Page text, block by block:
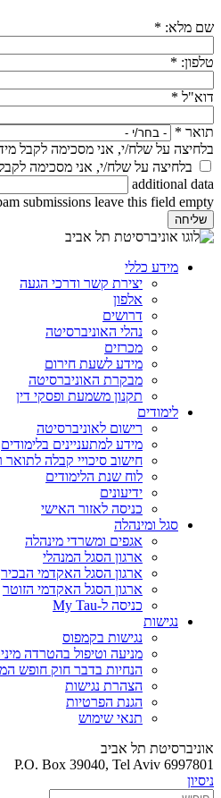
שם מלא: *
טלפון: *
דוא"ל *
תואר *
בלחיצה על שלח/י, אני מסכימה לקבל
בלחיצה על שלח/י, אני מסכימה לקבל
additional data
submissions leave this field empty.
מידע כללי
יצירת קשר ודרכי הגעה
אלפון
דרושים
נהלי האוניברסיטה
מכרזים
מידע לשעת חירום
מבקרת האוניברסיטה
תקנון משמעת ופסקי דין
לימודים
רישום לאוניברסיטה
מידע למתעניינים בלימודים
חישוב סיכויי קבלה לתואר
לוח שנת הלימודים
ידיעונים
כניסה לאזור האישי
סגל ומינהלה
אגפים ומשרדי מינהלה
ארגון הסגל המנהלי
ארגון הסגל האקדמי הבכיר
ארגון הסגל האקדמי הזוטר
כניסה ל-My Tau
נגישות
נגישות בקמפוס
מניעה וטיפול בהטרדה
הנחיות בדבר חוק חופש
הצהרת נגישות
הגנת הפרטיות
תנאי שימוש
אוניברסיטת תל אביב
P.O. Box 39040, Tel Aviv 6997801
ניסיון